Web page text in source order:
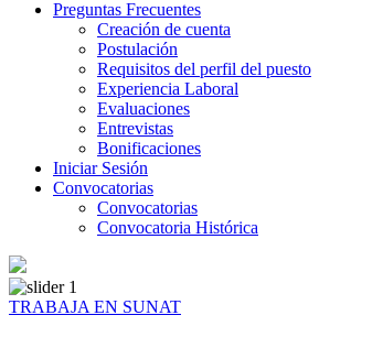
Preguntas Frecuentes
Creación de cuenta
Postulación
Requisitos del perfil del puesto
Experiencia Laboral
Evaluaciones
Entrevistas
Bonificaciones
Iniciar Sesión
Convocatorias
Convocatorias
Convocatoria Histórica
TRABAJA EN SUNAT